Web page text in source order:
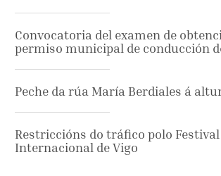
Convocatoria del examen de
permiso municipal de conducción
Peche da rúa María Berdiales á
Restriccións do tráfico polo Festival
Internacional de Vigo